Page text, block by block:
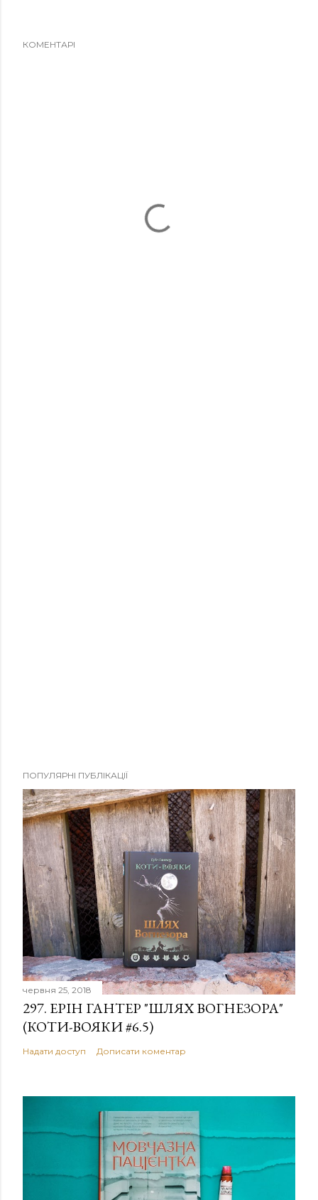
КОМЕНТАРІ
ПОПУЛЯРНІ ПУБЛІКАЦІЇ
червня 25, 2018
297. ЕРІН ГАНТЕР "ШЛЯХ ВОГНЕЗОРА"
(КОТИ-ВОЯКИ #6.5)
Надати доступ Дописати коментар